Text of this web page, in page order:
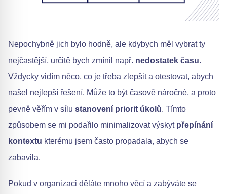
Nepochybně jich bylo hodně, ale kdybych měl vybrat ty
nejčastější, určitě bych zmínil např. nedostatek času.
Vždycky vidím něco, co je třeba zlepšit a otestovat, abych
našel nejlepší řešení. Může to být časově náročné, a proto
pevně věřím v sílu stanovení priorit úkolů. Tímto
způsobem se mi podařilo minimalizovat výskyt přepínání
kontextu kterému jsem často propadala, abych se
zabavila.
Pokud v organizaci děláte mnoho věcí a zabýváte se